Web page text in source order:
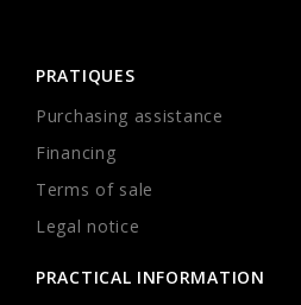
PRATIQUES
Purchasing assistance
Financing
Terms of sale
Legal notice
PRACTICAL INFORMATION